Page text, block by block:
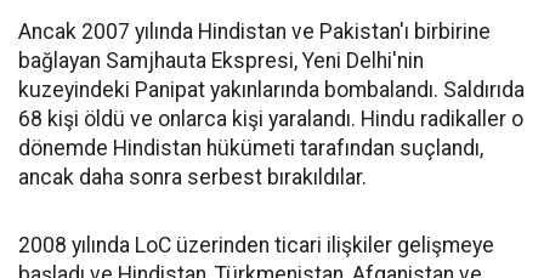
Ancak 2007 yılında Hindistan ve Pakistan'ı birbirine
bağlayan Samjhauta Ekspresi, Yeni Delhi'nin
kuzeyindeki Panipat yakınlarında bombalandı. Saldırıda
68 kişi öldü ve onlarca kişi yaralandı. Hindu radikaller o
dönemde Hindistan hükümeti tarafından suçlandı,
ancak daha sonra serbest bırakıldılar.
2008 yılında LoC üzerinden ticari ilişkiler gelişmeye